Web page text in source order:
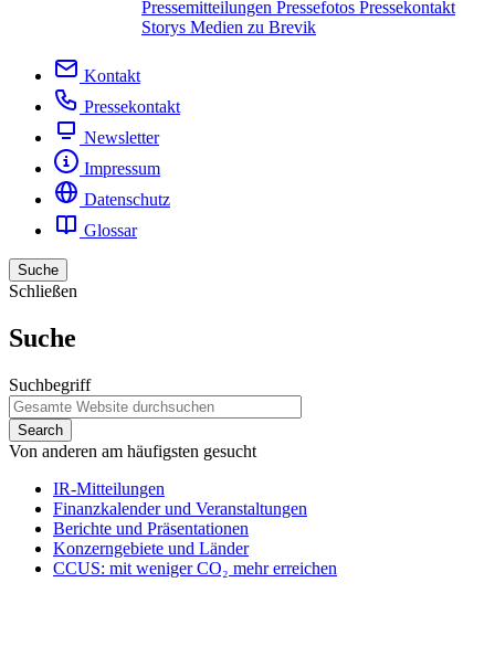
Pressemitteilungen Pressefotos Pressekontakt
Storys Medien zu Brevik
Kontakt
Pressekontakt
Newsletter
Impressum
Datenschutz
Glossar
Suche
Schließen
Suche
Suchbegriff
Von anderen am häufigsten gesucht
IR-Mitteilungen
Finanzkalender und Veranstaltungen
Berichte und Präsentationen
Konzerngebiete und Länder
CCUS: mit weniger CO₂ mehr erreichen